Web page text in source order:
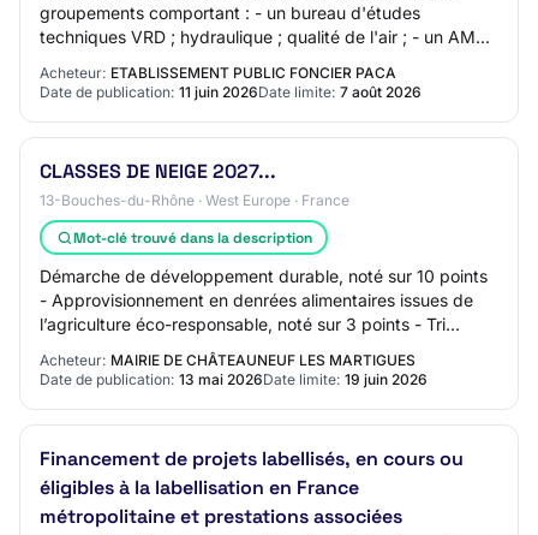
groupements comportant : - un bureau d'études
techniques VRD ; hydraulique ; qualité de l'air ; - un AMO
Acheteur: ETABLISSEMENT PUBLIC FONCIER PACA
Date de publication: 11 juin 2026Date limite: 7 août 2026
CLASSES DE NEIGE 2027...
13-Bouches-du-Rhône · West Europe · France
Mot-clé trouvé dans la description
Démarche de développement durable, noté sur 10 points
- Approvisionnement en denrées alimentaires issues de
l’agriculture éco-responsable, noté sur 3 points - Tri
sélectif des déchets sur le centre d…
Acheteur: MAIRIE DE CHÂTEAUNEUF LES MARTIGUES
Date de publication: 13 mai 2026Date limite: 19 juin 2026
Financement de projets labellisés, en cours ou
éligibles à la labellisation en France
métropolitaine et prestations associées